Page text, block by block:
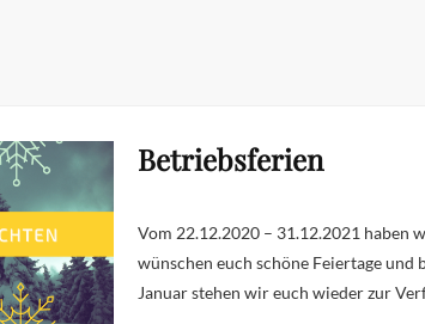
Betriebsferien
Vom 22.12.2020 – 31.12.2021 haben wir Betriebsferien.Wir
wünschen euch schöne Feiertage und
Januar stehen wir euch wieder zur